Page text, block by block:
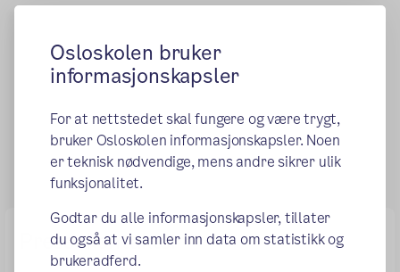
Osloskolen bruker
informasjonskapsler
For at nettstedet skal fungere og være trygt,
bruker Osloskolen informasjonskapsler. Noen
er teknisk nødvendige, mens andre sikrer ulik
funksjonalitet.
Godtar du alle informasjonskapsler, tillater
du også at vi samler inn data om statistikk og
brukeradferd.
Pressekontakter